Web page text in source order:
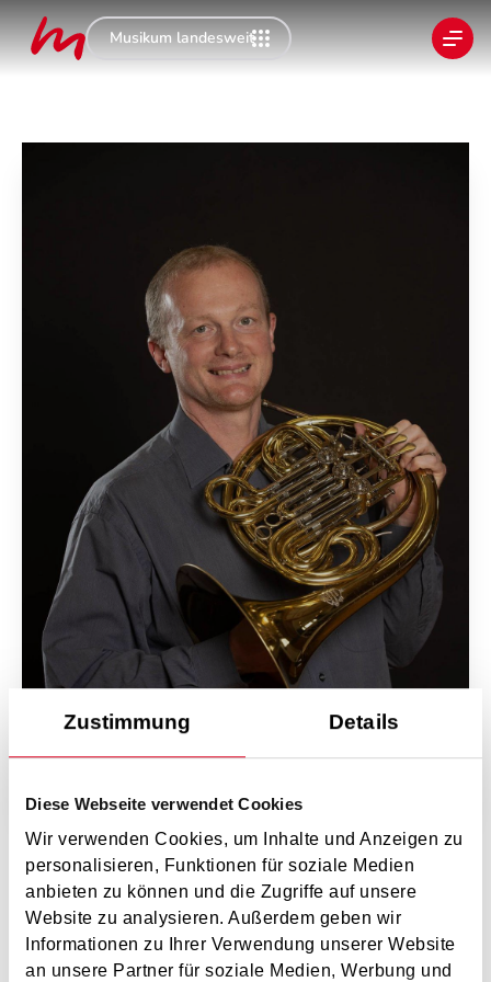
Zustimmung Details
Diese Webseite verwendet Cookies
Wir verwenden Cookies, um Inhalte und Anzeigen zu
personalisieren, Funktionen für soziale Medien
anbieten zu können und die Zugriffe auf unsere
Website zu analysieren. Außerdem geben wir
Informationen zu Ihrer Verwendung unserer Website
an unsere Partner für soziale Medien, Werbung und
Musikum landesweit
Mag.Andreas Stopfner
0650/4208800/0650/4208800
Andreas.Stopfner@musikum.at